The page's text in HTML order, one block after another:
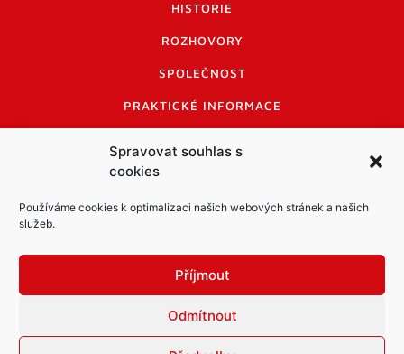
Spravovat souhlas s
cookies
Používáme cookies k optimalizaci našich webových stránek a našich
služeb.
Příjmout
Odmítnout
HISTORIE
ROZHOVORY
SPOLEČNOST
PRAKTICKÉ INFORMACE
INFORMACE A KODEX DISKUTUJÍCÍCH
LOGO A LOGO MANUÁL
Informace o zpracování osobních údajů